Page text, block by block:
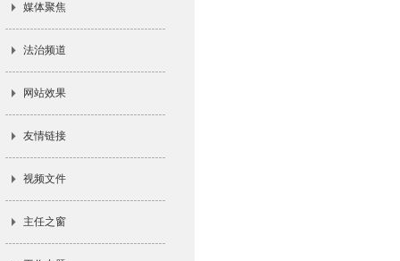
媒体聚焦
法治频道
网站效果
友情链接
视频文件
主任之窗